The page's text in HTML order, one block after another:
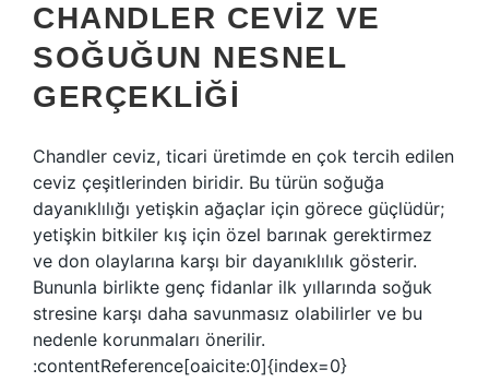
CHANDLER CEVIZ VE
SOĞUĞUN NESNEL
GERÇEKLIĞI
Chandler ceviz, ticari üretimde en çok tercih edilen
ceviz çeşitlerinden biridir. Bu türün soğuğa
dayanıklılığı yetişkin ağaçlar için görece güçlüdür;
yetişkin bitkiler kış için özel barınak gerektirmez
ve don olaylarına karşı bir dayanıklılık gösterir.
Bununla birlikte genç fidanlar ilk yıllarında soğuk
stresine karşı daha savunmasız olabilirler ve bu
nedenle korunmaları önerilir.
:contentReference[oaicite:0]{index=0}